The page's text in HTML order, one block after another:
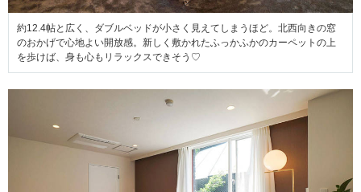
約12.4帖と広く、ダブルベッドが小さく見えてしまうほど。北西向きの窓
のおかげで心地よい開放感。新しく敷かれたふっかふかのカーペットの上
を歩けば、身も心もリラックスできそう♡